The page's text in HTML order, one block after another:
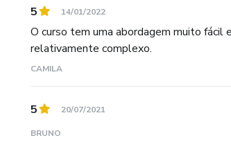
5 14/01/2022
O curso tem uma abordagem muito fácil
relativamente complexo.
CAMILA
5 20/07/2021
BRUNO